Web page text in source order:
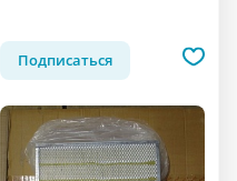
Подписаться